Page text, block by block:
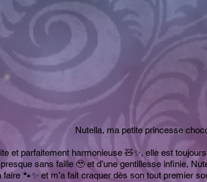
Nutella, ma petite princesse
et parfaitement harmonieuse 🧸✨, elle est
sans faille 🥹 et d’une gentillesse infinie,
faire 🐾✨ et m’a fait craquer dès son tout premier